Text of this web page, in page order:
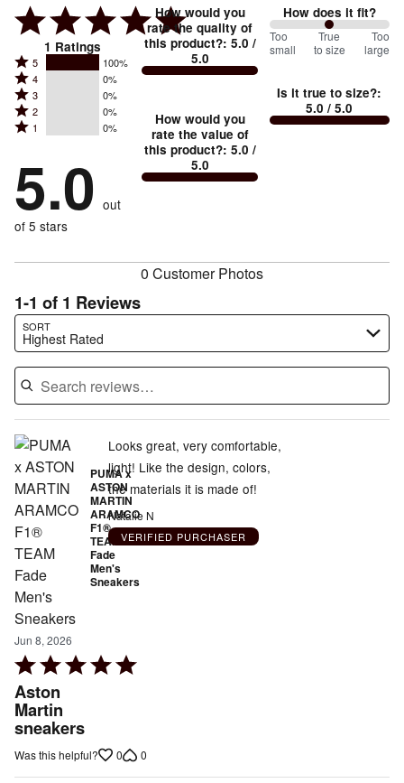
1 Ratings
Rated
5
stars
by
of
reviewers
5 100%
Rated
4
stars
by
of
reviewers
4 0%
Rated
3
stars
0%
of
reviewers
3 0%
Rated
2
by
0%
of
reviewers
2 0%
Rated
stars
by
0%
of
1 0%
5.0 out
of 5 stars
How would you
rate the quality of
this product?: 5.0 /
5.0
How would you
rate the value of
this product?: 5.0 /
5.0
How does it fit?
100
between
small
and
Too
small
True
to size
Too
large
Is it true to size?:
5.0 / 5.0
0 Customer Photos
1-1 of 1 Reviews
SORT
Highest Rated
Search reviews…
PUMA x
ASTON
MARTIN
ARAMCO
F1®
TEAM
Fade
Men's
Sneakers
Jun 8, 2026
Rated
5
out
of
5
Aston
Martin
sneakers
Looks great, very comfortable,
light! Like the design, colors,
the materials it is made of!
Natalie N
VERIFIED PURCHASER
Was this helpful? 0 0